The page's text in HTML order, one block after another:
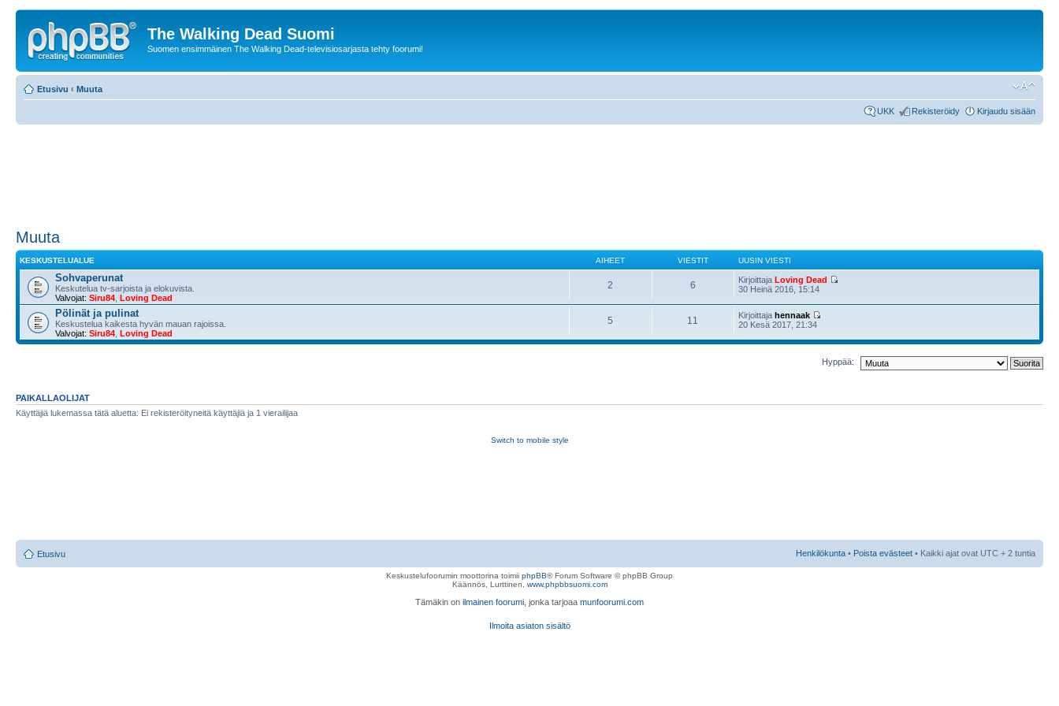
The Walking Dead Suomi
Suomen ensimmäinen The Walking Dead-televisiosarjasta tehty foorumi!
Etusivu ‹ Muuta
UKK Rekisteröidy Kirjaudu sisään
Muuta
KESKUSTELUALUE AIHEET VIESTIT UUSIN VIESTI
Sohvaperunat
Keskutelua tv-sarjoista ja elokuvista.
Valvojat: Siru84 Loving Dead
2 6 KirjoittajaLoving Dead
30 Heinä 2016, 15:14
Pölinät ja pulinat
Keskustelua kaikesta hyvän mauan rajoissa.
Valvojat: Siru84 Loving Dead
5 11 Kirjoittajahennaak
20 Kesä 2017, 21:34
Hyppää:
PAIKALLAOLIJAT
Käyttäjiä lukemassa tätä aluetta: Ei rekisteröityneitä käyttäjiä ja 1 vierailijaa
Switch to mobile style
Etusivu Henkilökunta • Poista evästeet • Kaikki ajat ovat UTC + 2 tuntia
Keskustelufoorumin moottorina toimii phpBB® Forum Software © phpBB Group
Käännös, Lurttinen, www.phpbbsuomi.com
Tämäkin on ilmainen foorumi , jonka tarjoaa munfoorumi.com
Ilmoita asiaton sisältö